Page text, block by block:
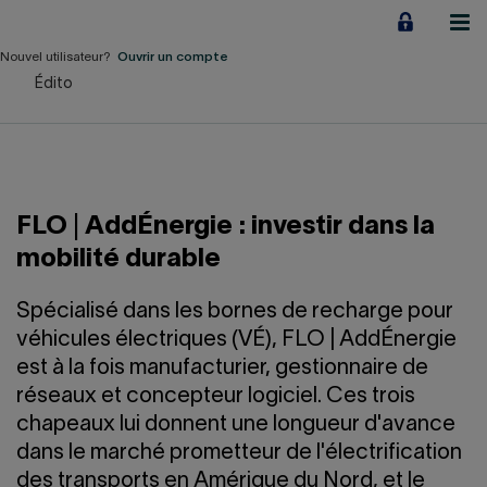
contenu
Notre Impact
À propos
LIENS RAPIDES
Accueil Carrière
Nouvel utilisateur? Ouvrir un compte
Édito
FLO | AddÉnergie : investir dans la
mobilité durable
Spécialisé dans les bornes de recharge pour
véhicules électriques (VÉ), FLO | AddÉnergie
est à la fois manufacturier, gestionnaire de
réseaux et concepteur logiciel. Ces trois
chapeaux lui donnent une longueur d'avance
dans le marché prometteur de l'électrification
des transports en Amérique du Nord, et le